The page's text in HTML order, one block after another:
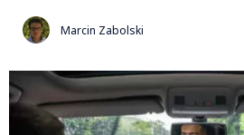
Marcin Zabolski